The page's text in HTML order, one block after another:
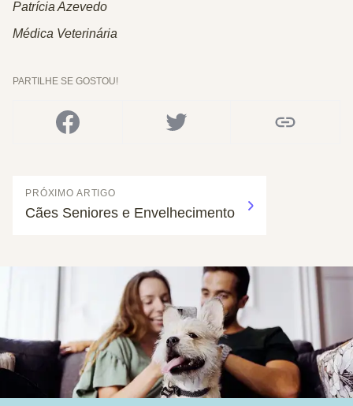
Patrícia Azevedo
Médica Veterinária
PARTILHE SE GOSTOU!
PRÓXIMO ARTIGO
Cães Seniores e Envelhecimento